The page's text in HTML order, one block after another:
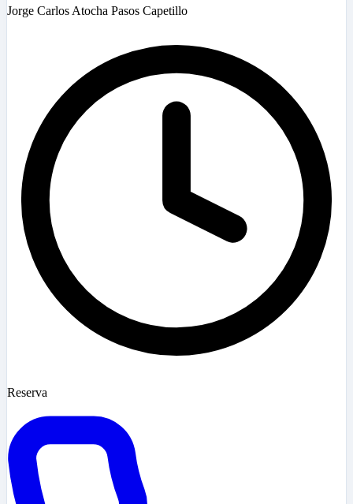
Jorge Carlos Atocha Pasos Capetillo
Reserva